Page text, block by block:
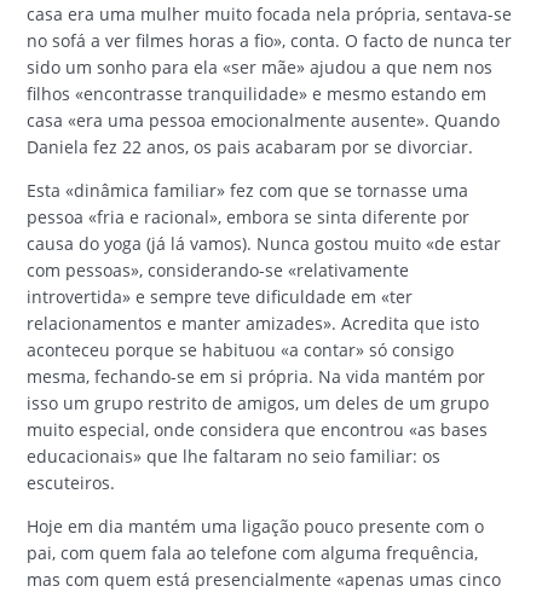
casa era uma mulher muito focada nela própria, sentava-se
no sofá a ver filmes horas a fio», conta. O facto de nunca ter
sido um sonho para ela «ser mãe» ajudou a que nem nos
filhos «encontrasse tranquilidade» e mesmo estando em
casa «era uma pessoa emocionalmente ausente». Quando
Daniela fez 22 anos, os pais acabaram por se divorciar.
Esta «dinâmica familiar» fez com que se tornasse uma
pessoa «fria e racional», embora se sinta diferente por
causa do yoga (já lá vamos). Nunca gostou muito «de estar
com pessoas», considerando-se «relativamente
introvertida» e sempre teve dificuldade em «ter
relacionamentos e manter amizades». Acredita que isto
aconteceu porque se habituou «a contar» só consigo
mesma, fechando-se em si própria. Na vida mantém por
isso um grupo restrito de amigos, um deles de um grupo
muito especial, onde considera que encontrou «as bases
educacionais» que lhe faltaram no seio familiar: os
escuteiros.
Hoje em dia mantém uma ligação pouco presente com o
pai, com quem fala ao telefone com alguma frequência,
mas com quem está presencialmente «apenas umas cinco